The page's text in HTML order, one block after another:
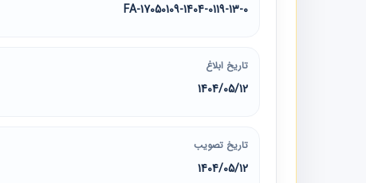
17050109-1404-0119-13-0-FA
تاریخ ابلاغ
1404/05/12
تاریخ تصویب
1404/05/12